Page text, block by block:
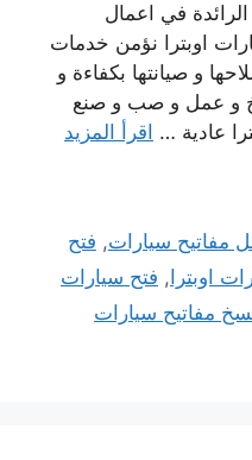
في اعمال
اوبترا نؤمن خدمات
و صيانتها بكفاءة و
و عمل و صب و صنع
عادية … اقرأ المزيد
مفاتيح سيارات, فتح
اوبترا , فتح سيارات
مفاتيح سيارات